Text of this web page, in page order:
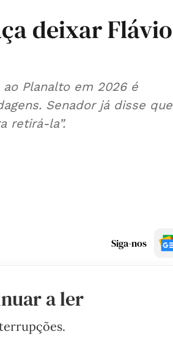
deixar Flávio
Planalto em 2026 é
Senador já disse que
retirá-la”.
Siga-nos
a ler